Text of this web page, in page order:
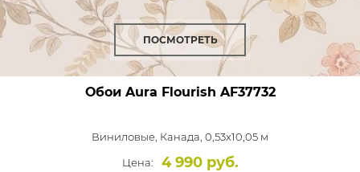
ПОСМОТРЕТЬ
Обои Aura Flourish AF37732
Виниловые, Канада, 0,53x10,05 м
Цена:
4 990 руб.